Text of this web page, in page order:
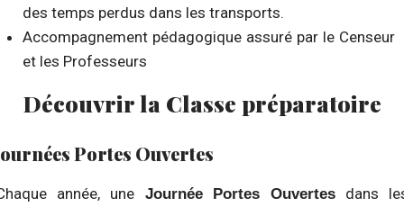
des temps perdus dans les transports.
Accompagnement pédagogique assuré par le Censeur
et les Professeurs
Découvrir la Classe préparatoire
Portes Ouvertes
année, uneJournée Portes Ouvertes dans